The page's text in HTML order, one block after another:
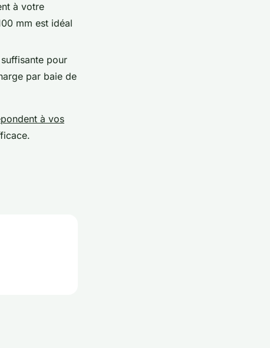
à votre
mm est idéal
pour
par baie de
à vos